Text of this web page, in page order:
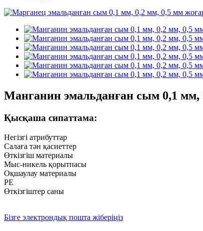
Манганин эмальданған сым 0,1 мм,
Қысқаша сипаттама:
Негізгі атрибуттар
Салаға тән қасиеттер
Өткізгіш материалы
Мыс-никель қорытпасы
Оқшаулау материалы
PE
Өткізгіштер саны
Бізге электрондық пошта жіберіңіз